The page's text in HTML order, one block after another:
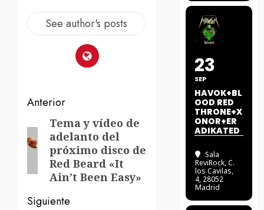
See author's posts
Navegación
de
entradas
Anterior
Entrada
anterior:
Tema y vídeo de
adelanto del
próximo disco de
Red Beard «It
Ain’t Been Easy»
Siguiente
23
SEP
HAVOK+BL
OOD RED
THRONE+X
ONOR+ER
ADIKATED
Sala
ReviRock, C.
los Cavilas,
4, 28052
Madrid